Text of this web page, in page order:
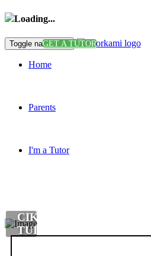
Loading...
Toggle navigationGET A TUTOR
Home
Parents
I'm a Tutor
CIKGU
TUISYEN